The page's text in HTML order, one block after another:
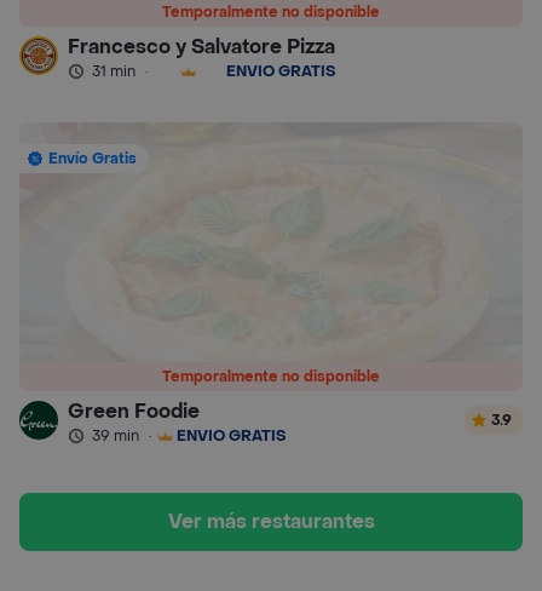
Temporalmente no disponible
Francesco y Salvatore Pizza
31 min · ENVÍO GRATIS
Temporalmente no disponible
Envío Gratis
Green Foodie
39 min · ENVÍO GRATIS
3.9
Ver más restaurantes